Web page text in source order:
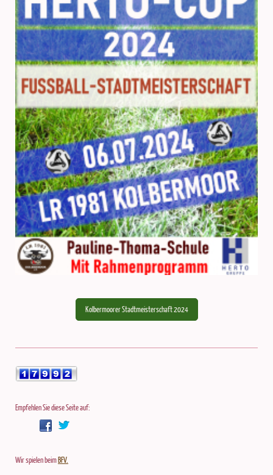
Kolbermoorer Stadtmeisterschaft 2024
Empfehlen Sie diese Seite auf:
Wir spielen beimBFV.